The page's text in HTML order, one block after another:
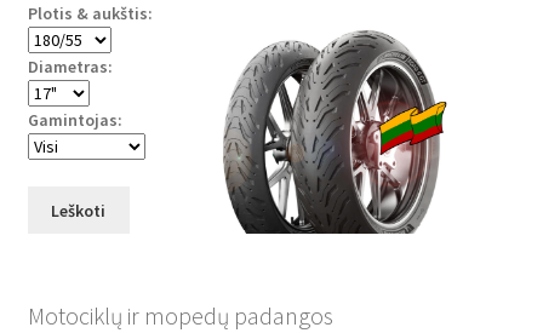
Plotis & aukštis:
Diametras:
Gamintojas:
Leškoti
Motociklų ir mopedų padangos